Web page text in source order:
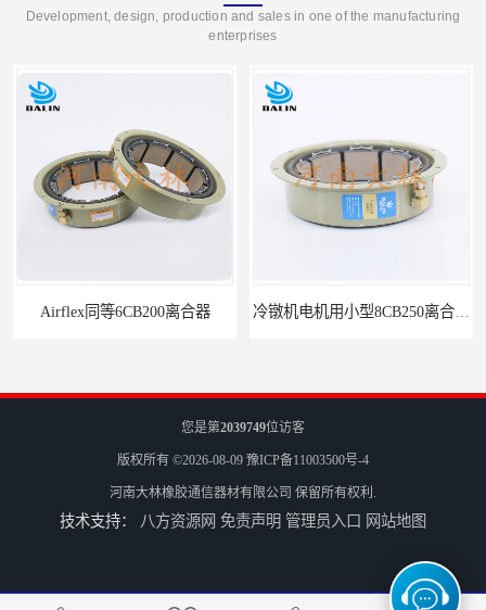
Development, design, production and sales in one of the manufacturing
enterprises
Airflex同等6CB200离合器
造纸机用气动离合器刹车CB
您是第2039749位访客
版权所有 ©2026-08-09 豫ICP备11003500号-4
河南大林橡胶通信器材有限公司 保留所有权利.
技术支持： 八方资源网 免责声明 管理员入口 网站地图